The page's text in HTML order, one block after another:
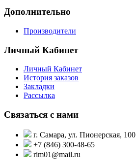
Дополнительно
Производители
Личный Кабинет
Личный Кабинет
История заказов
Закладки
Рассылка
Связаться с нами
г. Самара, ул. Пионерская, 100
+7 (846) 300-48-65
rim01@mail.ru